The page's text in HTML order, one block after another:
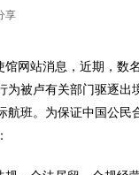
享
网站消息，近期，数
为被卢有关部门驱逐出
航班。为保证中国公民